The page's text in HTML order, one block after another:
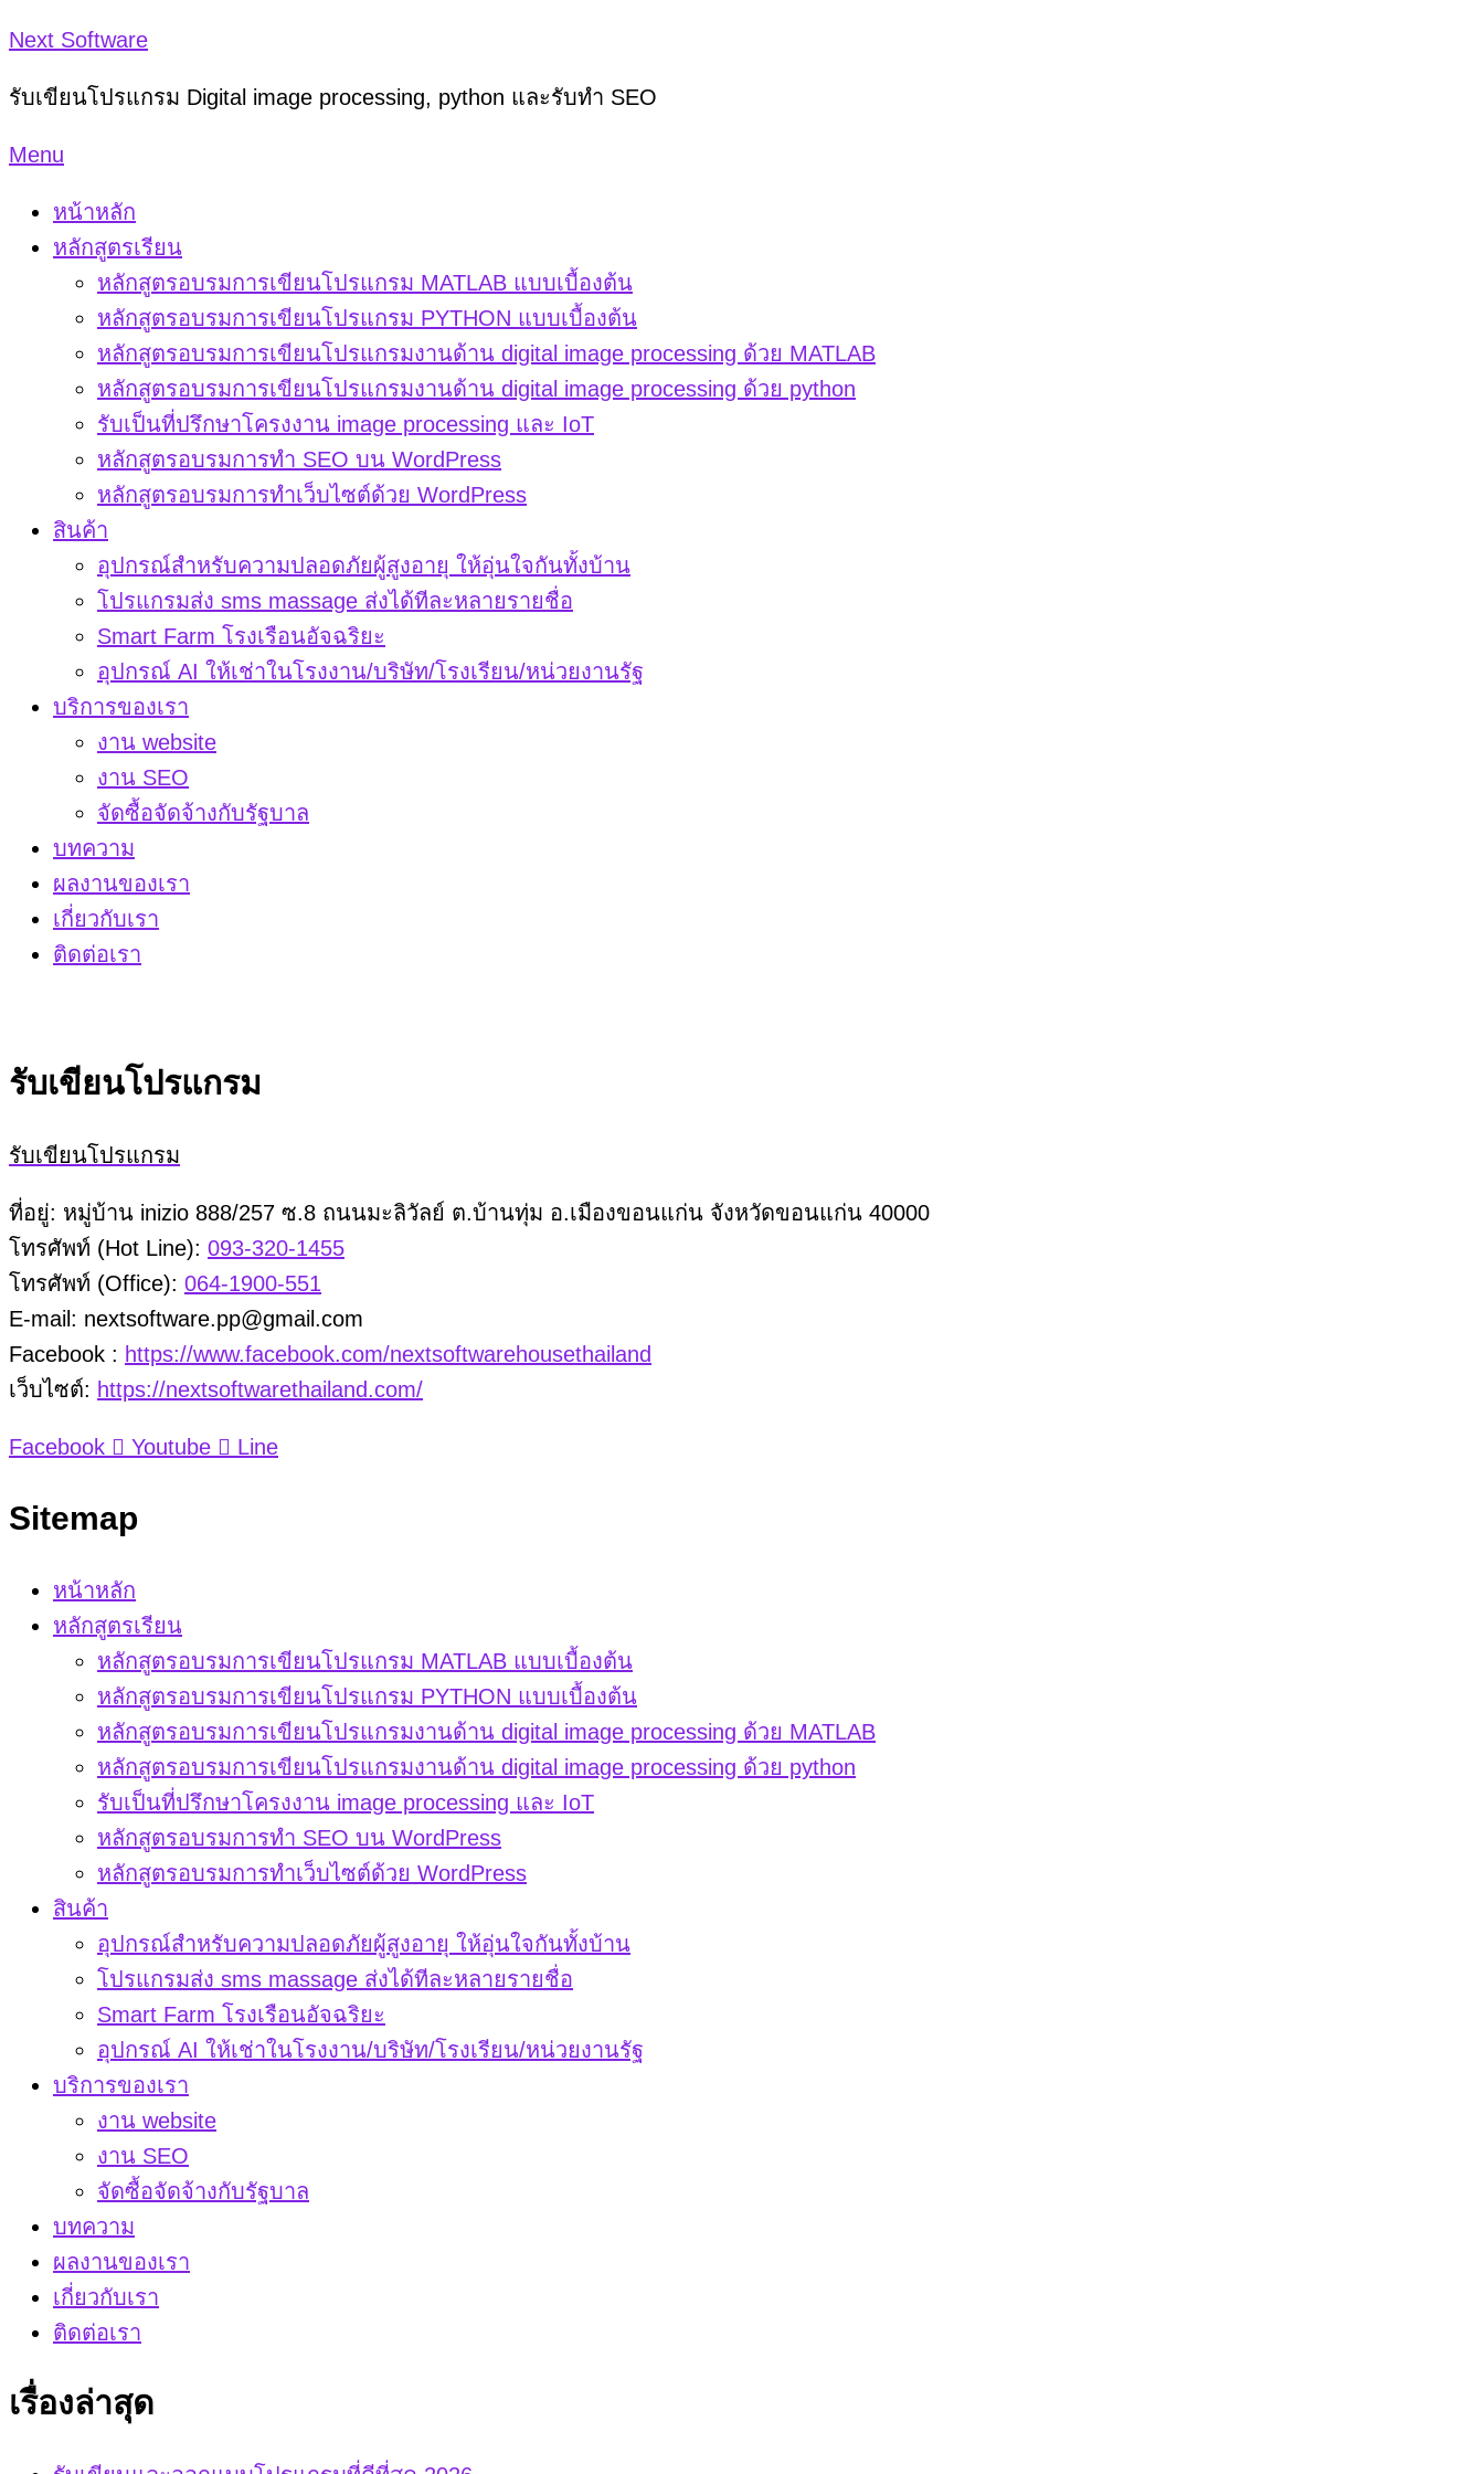
Skip
content
Next Software
รับเขียนโปรแกรม Digital image processing, python และรับทำ SEO
Menu
หน้าหลัก
หลักสูตรเรียน
หลักสูตรอบรมการเขียนโปรแกรม MATLAB แบบเบื้องต้น
หลักสูตรอบรมการเขียนโปรแกรม PYTHON แบบเบื้องต้น
หลักสูตรอบรมการเขียนโปรแกรมงานด้าน digital image processing ด้วย MATLAB
หลักสูตรอบรมการเขียนโปรแกรมงานด้าน digital image processing ด้วย python
รับเป็นที่ปรึกษาโครงงาน image processing และ IoT
หลักสูตรอบรมการทำ SEO บน WordPress
หลักสูตรอบรมการทำเว็บไซต์ด้วย WordPress
สินค้า
อุปกรณ์สำหรับความปลอดภัยผู้สูงอายุ ให้อุ่นใจกันทั้งบ้าน
โปรแกรมส่ง sms massage ส่งได้ทีละหลายรายชื่อ
Smart Farm โรงเรือนอัจฉริยะ
อุปกรณ์ AI ให้เช่าในโรงงาน/บริษัท/โรงเรียน/หน่วยงานรัฐ
บริการของเรา
งาน website
งาน SEO
จัดซื้อจัดจ้างกับรัฐบาล
บทความ
ผลงานของเรา
เกี่ยวกับเรา
ติดต่อเรา
รับเขียนโปรแกรม
รับเขียนโปรแกรม
ที่อยู่: หมู่บ้าน inizio 888/257 ซ.8 ถนนมะลิวัลย์ ต.บ้านทุ่ม อ.เมืองขอนแก่น จังหวัดขอนแก่น 40000
โทรศัพท์ (Hot Line): 093-320-1455
โทรศัพท์ (Office): 064-1900-551
E-mail: nextsoftware.pp@gmail.com
Facebook : https://www.facebook.com/nextsoftwarehousethailand
เว็บไซต์: https://nextsoftwarethailand.com/
Facebook Youtube Line
Sitemap
หน้าหลัก
หลักสูตรเรียน
หลักสูตรอบรมการเขียนโปรแกรม MATLAB แบบเบื้องต้น
หลักสูตรอบรมการเขียนโปรแกรม PYTHON แบบเบื้องต้น
หลักสูตรอบรมการเขียนโปรแกรมงานด้าน digital image processing ด้วย MATLAB
หลักสูตรอบรมการเขียนโปรแกรมงานด้าน digital image processing ด้วย python
รับเป็นที่ปรึกษาโครงงาน image processing และ IoT
หลักสูตรอบรมการทำ SEO บน WordPress
หลักสูตรอบรมการทำเว็บไซต์ด้วย WordPress
สินค้า
อุปกรณ์สำหรับความปลอดภัยผู้สูงอายุ ให้อุ่นใจกันทั้งบ้าน
โปรแกรมส่ง sms massage ส่งได้ทีละหลายรายชื่อ
Smart Farm โรงเรือนอัจฉริยะ
อุปกรณ์ AI ให้เช่าในโรงงาน/บริษัท/โรงเรียน/หน่วยงานรัฐ
บริการของเรา
งาน website
งาน SEO
จัดซื้อจัดจ้างกับรัฐบาล
บทความ
ผลงานของเรา
เกี่ยวกับเรา
ติดต่อเรา
เรื่องล่าสุด